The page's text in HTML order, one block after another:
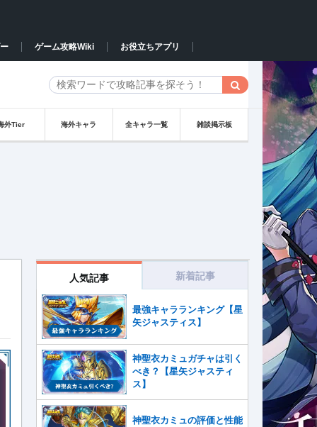
ゲーム攻略Wiki お役立ちアプリ
外Tier 海外キャラ 全キャラ一覧 雑談掲示板
人気記事 新着記事
最強キャラランキング【星
矢ジャスティス】
神聖衣カミュガチャは引く
べき？【星矢ジャスティ
ス】
神聖衣カミュの評価と性能